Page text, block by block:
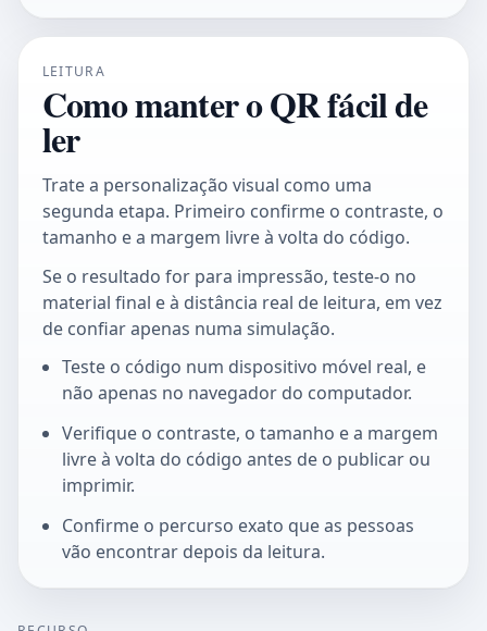
LEITURA
Como manter o QR fácil de
ler
Trate a personalização visual como uma
segunda etapa. Primeiro confirme o contraste, o
tamanho e a margem livre à volta do código.
Se o resultado for para impressão, teste-o no
material final e à distância real de leitura, em vez
de confiar apenas numa simulação.
Teste o código num dispositivo móvel real, e
não apenas no navegador do computador.
Verifique o contraste, o tamanho e a margem
livre à volta do código antes de o publicar ou
imprimir.
Confirme o percurso exato que as pessoas
vão encontrar depois da leitura.